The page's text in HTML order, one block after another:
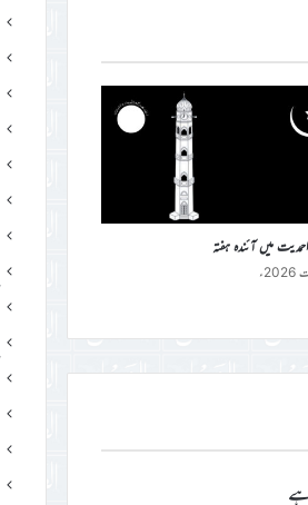
میں آئندہ ہفتہ